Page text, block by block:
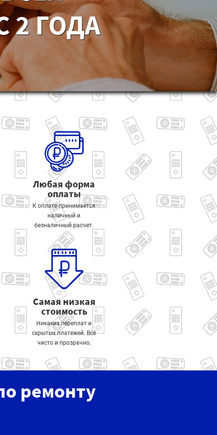
2 ГОДА
Любая форма
оплаты
К оплате принимается
наличный и
безналичный расчет.
Самая низкая
стоимость
Никаких переплат и
скрытых платежей. Всё
чисто и прозрачно.
ремонту